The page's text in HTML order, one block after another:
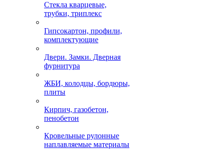
Стекла кварцевые,
трубки, триплекс
Гипсокартон, профили,
комплектующие
Двери. Замки. Дверная
фурнитура
ЖБИ, колодцы, бордюры,
плиты
Кирпич, газобетон,
пенобетон
Кровельные рулонные
наплавляемые материалы